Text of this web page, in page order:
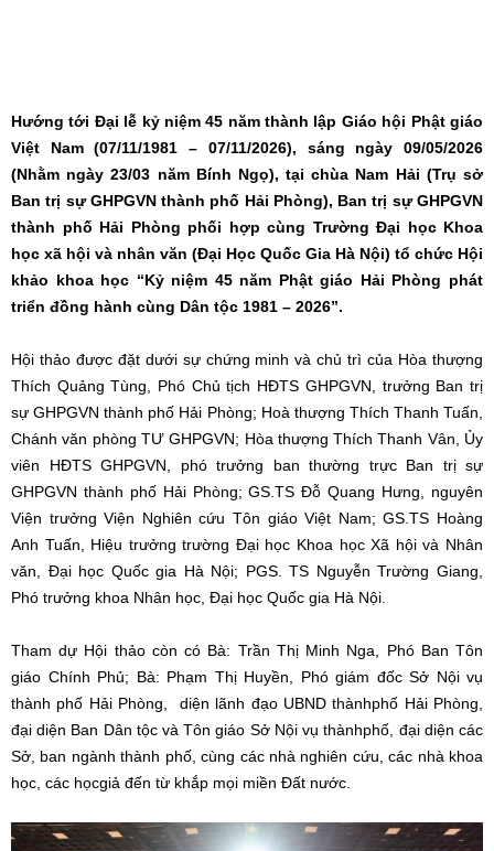
Hướng tới Đại lễ kỷ niệm 45 năm thành lập Giáo hội Phật giáo
Việt Nam (07/11/1981 – 07/11/2026), sáng ngày 09/05/2026
(Nhằm ngày 23/03 năm Bính Ngọ), tại chùa Nam Hải (Trụ sở
Ban trị sự GHPGVN thành phố Hải Phòng), Ban trị sự GHPGVN
thành phố Hải Phòng phối hợp cùng Trường Đại học Khoa
học xã hội và nhân văn (Đại Học Quốc Gia Hà Nội) tổ chức Hội
khảo khoa học “Kỷ niệm 45 năm Phật giáo Hải Phòng phát
triển đồng hành cùng Dân tộc 1981 – 2026”.
Hội thảo được đặt dưới sự chứng minh và chủ trì của Hòa thượng
Thích Quảng Tùng, Phó Chủ tịch HĐTS GHPGVN, trưởng Ban trị
sự GHPGVN thành phố Hải Phòng; Hoà thượng Thích Thanh Tuấn,
Chánh văn phòng TƯ GHPGVN; Hòa thượng Thích Thanh Vân, Ủy
viên HĐTS GHPGVN, phó trưởng ban thường trực Ban trị sự
GHPGVN thành phố Hải Phòng; GS.TS Đỗ Quang Hưng, nguyên
Viện trưởng Viện Nghiên cứu Tôn giáo Việt Nam; GS.TS Hoàng
Anh Tuấn, Hiệu trưởng trường Đại học Khoa học Xã hội và Nhân
văn, Đại học Quốc gia Hà Nội; PGS. TS Nguyễn Trường Giang,
Phó trưởng khoa Nhân học, Đại học Quốc gia Hà Nội.
Tham dự Hội thảo còn có Bà: Trần Thị Minh Nga, Phó Ban Tôn
giáo Chính Phủ; Bà: Phạm Thị Huyền, Phó giám đốc Sở Nội vụ
thành phố Hải Phòng, diện lãnh đạo UBND thànhphố Hải Phòng,
đại diện Ban Dân tộc và Tôn giáo Sở Nội vụ thànhphố, đại diện các
Sở, ban ngành thành phố, cùng các nhà nghiên cứu, các nhà khoa
học, các họcgiả đến từ khắp mọi miền Đất nước.